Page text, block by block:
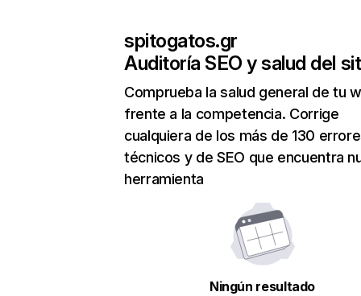
spitogatos.gr
Auditoría SEO y salud del
Comprueba la salud general de tu
frente a la competencia. Corrige
cualquiera de los más de 130
técnicos y de SEO que encuentra
herramienta
Ningún resultado